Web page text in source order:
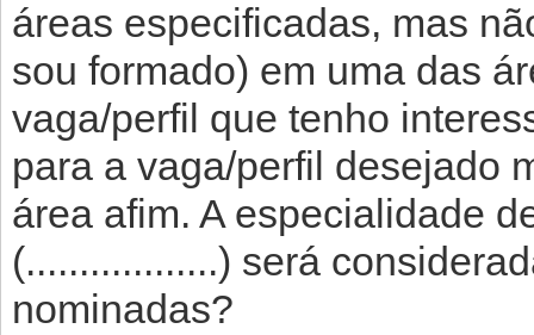
áreas especificadas, mas
sou formado) em uma das
vaga/perfil que tenho
para a vaga/perfil desejado
área afim. A especialidade
(..................) será
nominadas?